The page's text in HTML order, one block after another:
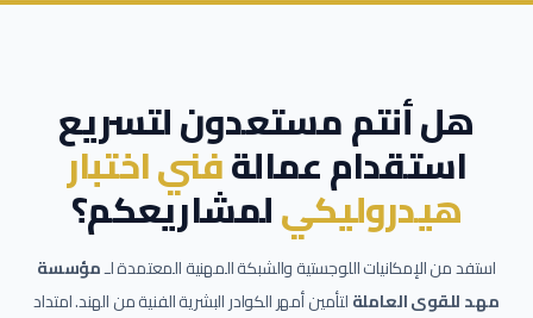
هل أنتم مستعدون لتسريع
استقدام عمالةفني اختبار
هيدروليكيلمشاريعكم؟
استفد من الإمكانيات اللوجستية والشبكة المهنية المعتمدة لـمؤسسة
مهد للقوى العاملةلتأمين أمهر الكوادر البشرية الفنية من الهند. امتداد